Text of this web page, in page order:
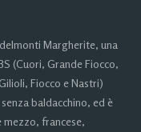
Margherite, una
(Cuori, Grande Fiocco,
Fiocco e Nastri)
baldacchino, ed è
francese,